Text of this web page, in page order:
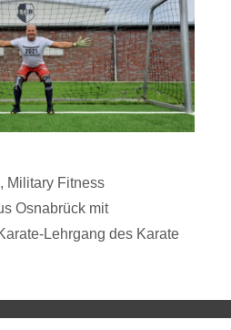
, Military Fitness
Osnabrück mit
Lehrgang des Karate